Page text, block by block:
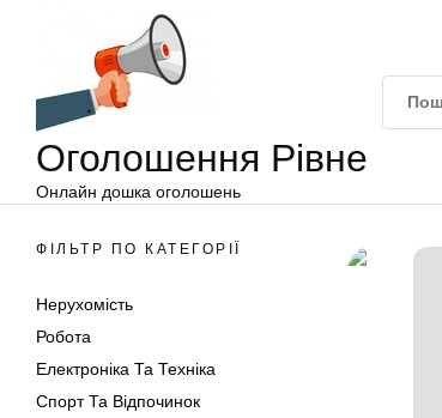
Оголошення Рівне
Онлайн дошка оголошень
ФІЛЬТР ПО КАТЕГОРІЇ
Нерухомість
Робота
Електроніка Та Техніка
Спорт Та Відпочинок